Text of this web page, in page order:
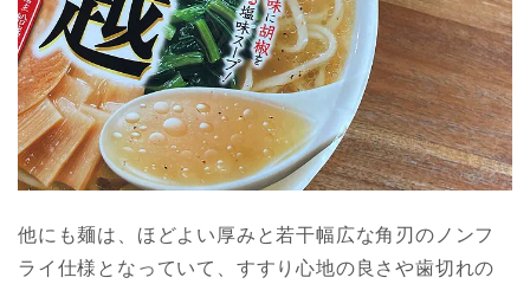
他にも麺は、ほどよい厚みと若干幅広な角刃のノンフ
ライ仕様となっていて、すすり心地の良さや歯切れの